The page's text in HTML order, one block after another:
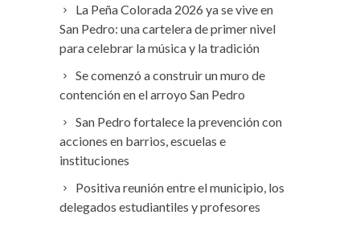
La Peña Colorada 2026 ya se vive en
San Pedro: una cartelera de primer nivel
para celebrar la música y la tradición
Se comenzó a construir un muro de
contención en el arroyo San Pedro
San Pedro fortalece la prevención con
acciones en barrios, escuelas e
instituciones
Positiva reunión entre el municipio, los
delegados estudiantiles y profesores